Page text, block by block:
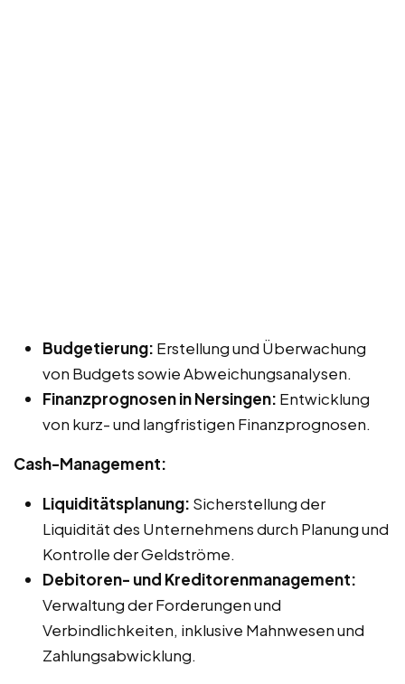
Budgetierung: Erstellung und Überwachung
von Budgets sowie Abweichungsanalysen.
Finanzprognosen in Nersingen: Entwicklung
von kurz- und langfristigen Finanzprognosen.
Cash-Management:
Liquiditätsplanung: Sicherstellung der
Liquidität des Unternehmens durch Planung und
Kontrolle der Geldströme.
Debitoren- und Kreditorenmanagement:
Verwaltung der Forderungen und
Verbindlichkeiten, inklusive Mahnwesen und
Zahlungsabwicklung.